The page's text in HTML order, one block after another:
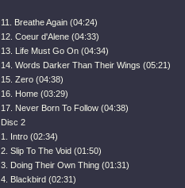
11. Breathe Again (04:24)
12. Coeur d'Alene (04:33)
13. Life Must Go On (04:34)
14. Words Darker Than Their Wings (05:21)
15. Zero (04:38)
16. Home (03:29)
17. Never Born To Follow (04:38)
Disc 2
1. Intro (02:34)
2. Slip To The Void (01:50)
3. Doing Their Own Thing (01:31)
4. Blackbird (02:31)